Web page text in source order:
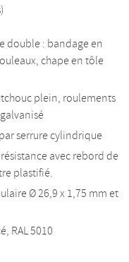
double : bandage en
chape en tôle
plein, roulements
serrure cylindrique
avec rebord de
plastifié.
Ø 26,9 x 1,75 mm et
RAL 5010